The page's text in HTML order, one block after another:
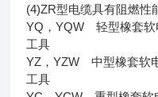
(4)ZR型电缆具有阻燃性
YQ，YQW 轻型橡套
工具
YZ，YZW 中型橡套软
工具